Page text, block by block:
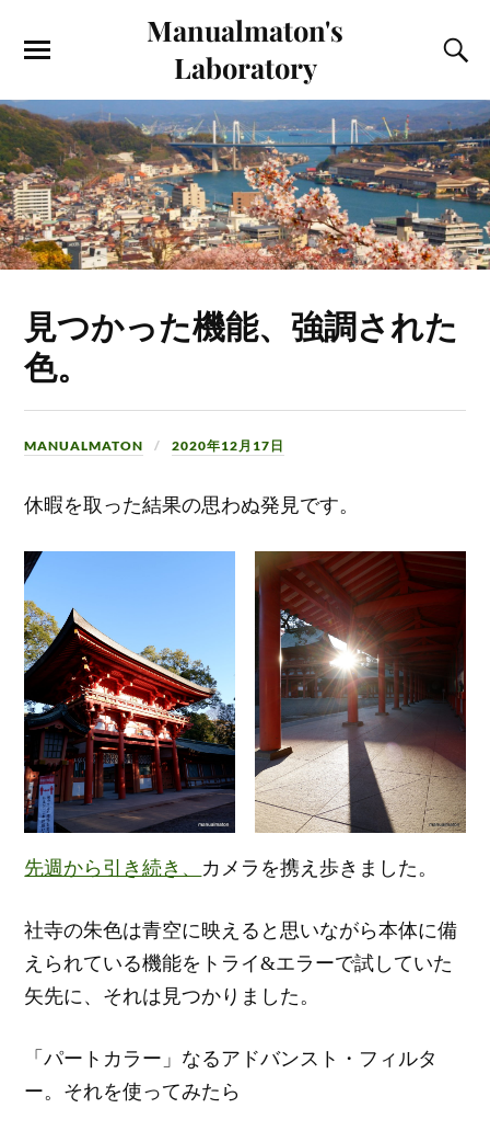
Manualmaton's
Laboratory
見つかった機能、強調された
色。
MANUALMATON 2020年12月17日
休暇を取った結果の思わぬ発見です。
先週から引き続き、 カメラを携え歩きました。
社寺の朱色は青空に映えると思いながら本体に備
えられている機能をトライ&エラーで試していた
矢先に、それは見つかりました。
「パートカラー」なるアドバンスト・フィルタ
ー。それを使ってみたら